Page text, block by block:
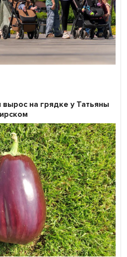
на грядке у Татьяны